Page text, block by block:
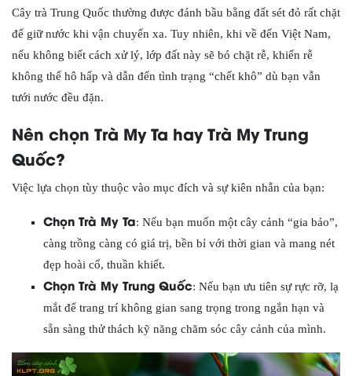
Cây trà Trung Quốc thường được đánh bầu bằng đất sét đỏ rất chặt
để giữ nước khi vận chuyển xa. Tuy nhiên, khi về đến Việt Nam,
nếu không biết cách xử lý, lớp đất này sẽ bó chặt rễ, khiến rễ
không thể hô hấp và dẫn đến tình trạng “chết khô” dù bạn vẫn
tưới nước đều đặn.
Nên chọn Trà My Ta hay Trà My Trung
Quốc?
Việc lựa chọn tùy thuộc vào mục đích và sự kiên nhẫn của bạn:
Chọn Trà My Ta: Nếu bạn muốn một cây cảnh “gia bảo”,
càng trồng càng có giá trị, bền bỉ với thời gian và mang nét
đẹp hoài cổ, thuần khiết.
Chọn Trà My Trung Quốc: Nếu bạn ưu tiên sự rực rỡ, lạ
mắt để trang trí không gian sang trọng trong ngắn hạn và
sẵn sàng thử thách kỹ năng chăm sóc cây cảnh của mình.